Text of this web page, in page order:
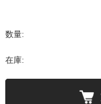
数量:
在庫: